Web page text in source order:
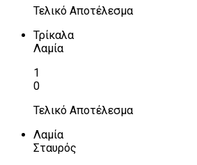
Τελικό Αποτέλεσμα
Τρίκαλα
Λαμία
1
0
Τελικό Αποτέλεσμα
Λαμία
Σταυρός